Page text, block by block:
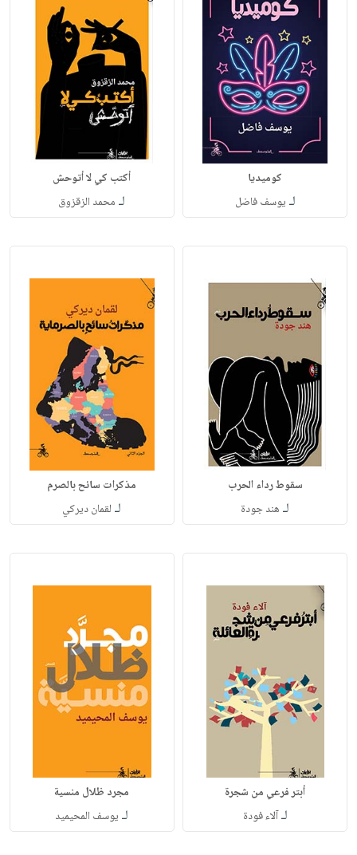
كوميديا
لـ يوسف فاضل
أكتب كي لا أتوحش
لـ محمد الزقزوق
سقوط رداء الحرب
لـ هند جودة
مذكرات سائح بالصرم
لـ لقمان ديركي
أبتر فرعي من شجرة
لـآلاء فودة
مجرد ظلال منسية
لـ يوسف المحيميد